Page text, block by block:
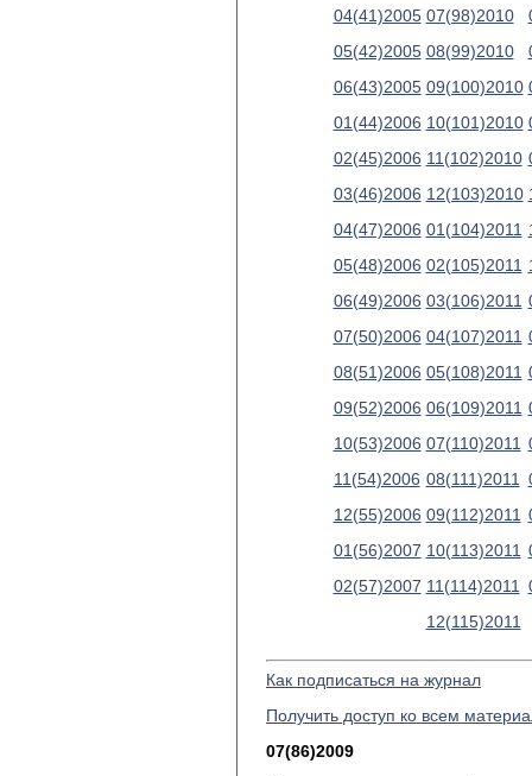
04(41)2005
05(42)2005
06(43)2005
01(44)2006
02(45)2006
03(46)2006
04(47)2006
05(48)2006
06(49)2006
07(50)2006
08(51)2006
09(52)2006
10(53)2006
11(54)2006
12(55)2006
01(56)2007
02(57)2007
07(98)2010
08(99)2010
09(100)2010
10(101)2010
11(102)2010
12(103)2010
01(104)2011
02(105)2011
03(106)2011
04(107)2011
05(108)2011
06(109)2011
07(110)2011
08(111)2011
09(112)2011
10(113)2011
11(114)2011
12(115)2011
Как подписаться на журнал
Получить доступ ко всем
07(86)2009